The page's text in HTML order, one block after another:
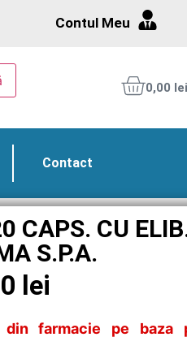
Contul Meu
0,00 lei
Contact
CAPS. CU
S.P.A.
lei
farmacie pe baza